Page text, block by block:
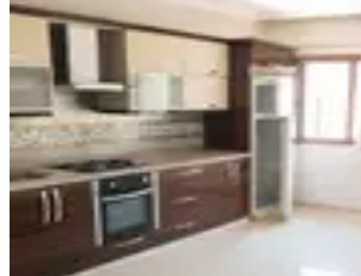
Buca, Adatepe Mahallesi
3+1· 160 m² ·2. Kat
45.000 ₺
DİALOG MARATON GAYRİMENKUL